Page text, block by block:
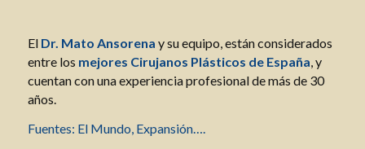
El Dr. Mato Ansorena y su equipo, están considerados
entre los mejores Cirujanos Plásticos de España, y
cuentan con una experiencia profesional de más de 30
años.
Fuentes: El Mundo, Expansión….